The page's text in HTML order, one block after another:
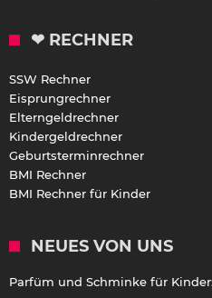
❤ RECHNER
SSW Rechner
Eisprungrechner
Elterngeldrechner
Kindergeldrechner
Geburtsterminrechner
BMI Rechner
BMI Rechner für Kinder
NEUES VON UNS
Parfüm und Schminke für